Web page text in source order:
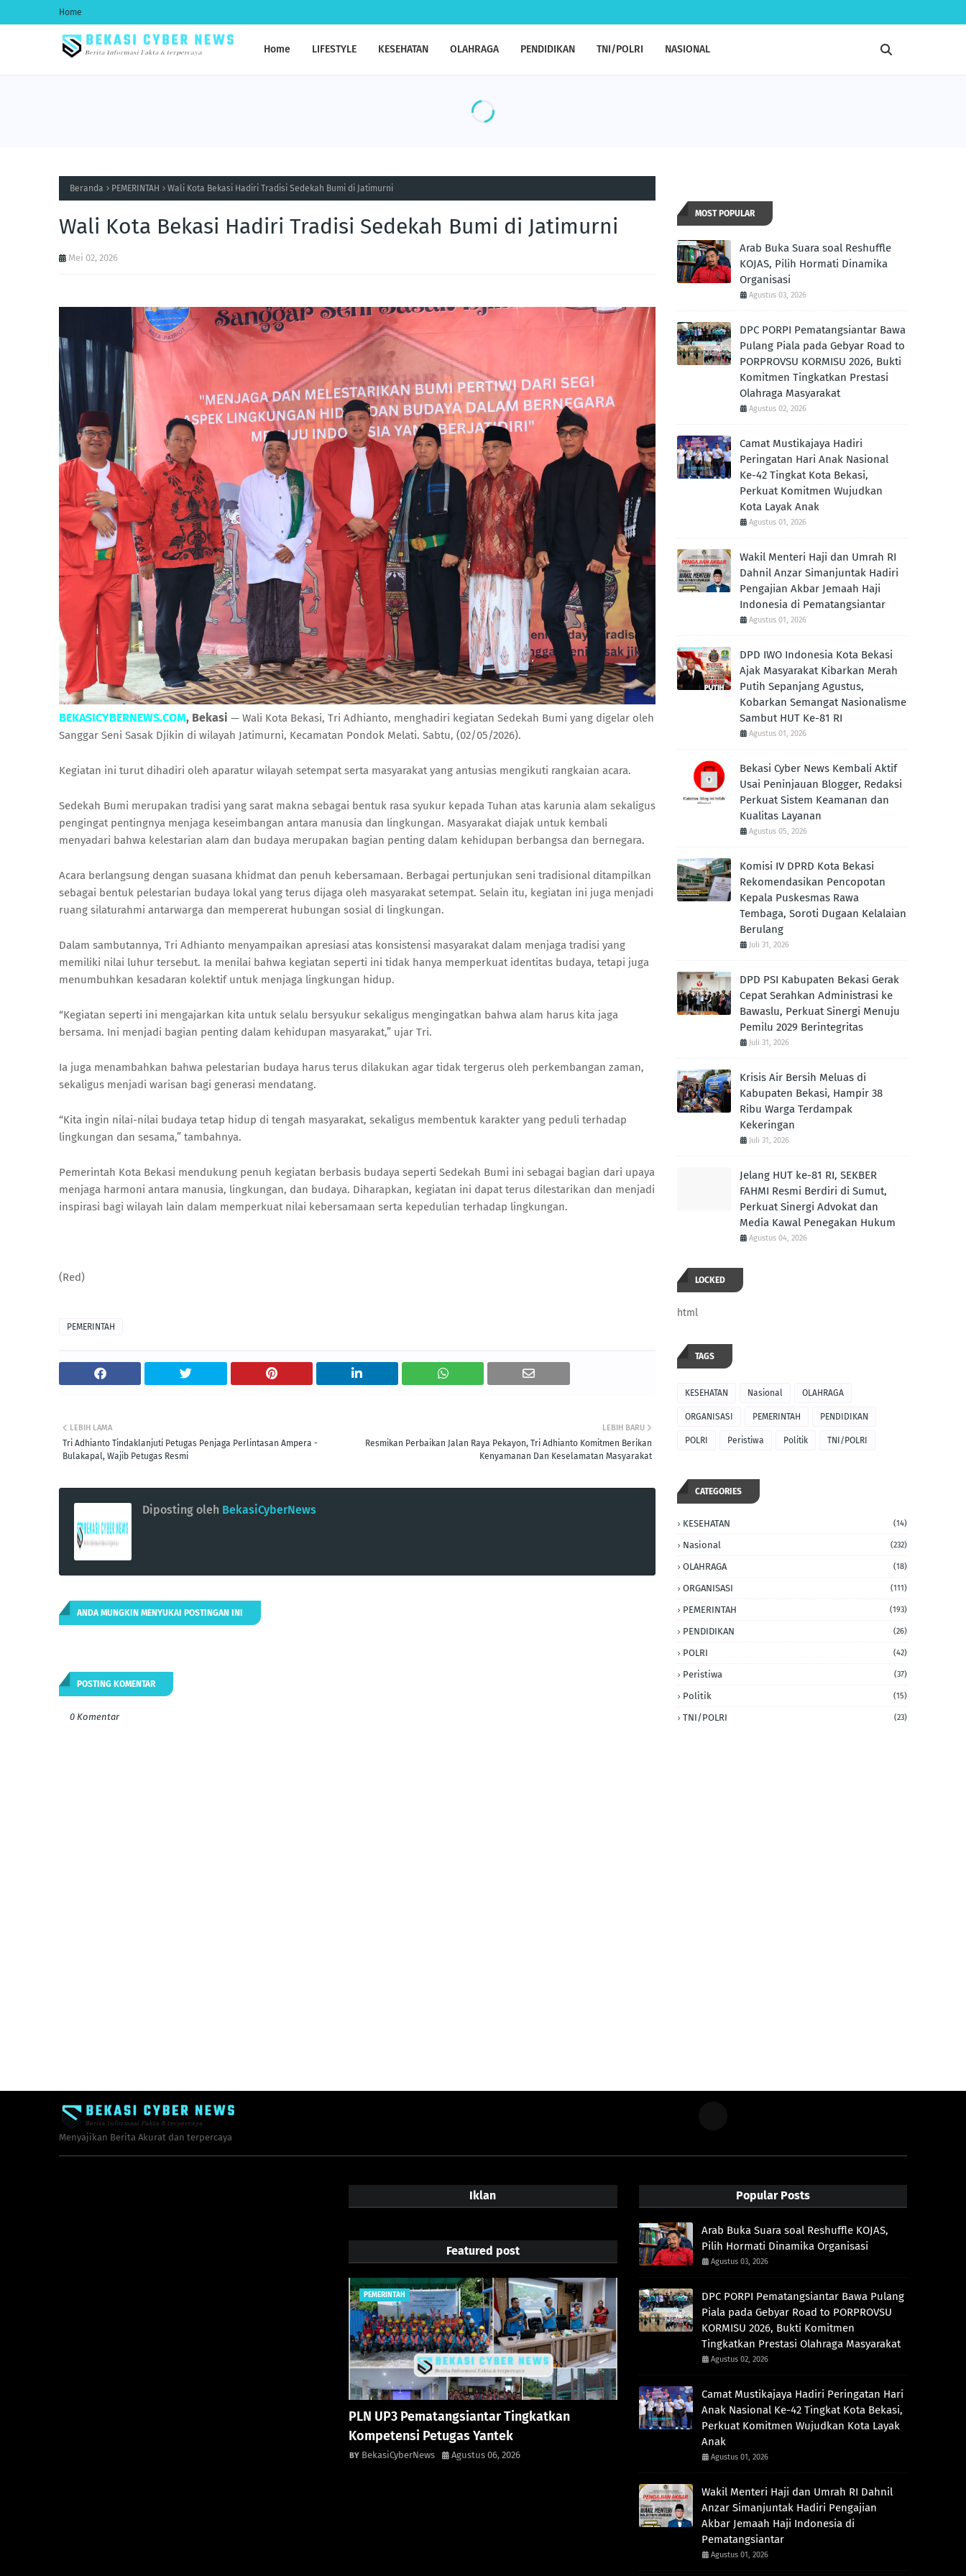
Home
Home LIFESTYLE KESEHATAN OLAHRAGA PENDIDIKAN TNI/POLRI NASIONAL
Beranda PEMERINTAH Wali Kota Bekasi Hadiri Tradisi Sedekah Bumi di Jatimurni
Wali Kota Bekasi Hadiri Tradisi Sedekah Bumi di Jatimurni
Mei 02, 2026
BEKASICYBERNEWS.COM, Bekasi — Wali Kota Bekasi, Tri Adhianto, menghadiri kegiatan Sedekah Bumi yang digelar oleh
Sanggar Seni Sasak Djikin di wilayah Jatimurni, Kecamatan Pondok Melati. Sabtu, (02/05/2026).
Kegiatan ini turut dihadiri oleh aparatur wilayah setempat serta masyarakat yang antusias mengikuti rangkaian acara.
Sedekah Bumi merupakan tradisi yang sarat makna sebagai bentuk rasa syukur kepada Tuhan atas karunia alam sekaligus
pengingat pentingnya menjaga keseimbangan antara manusia dan lingkungan. Masyarakat diajak untuk kembali
menyadari bahwa kelestarian alam dan budaya merupakan bagian penting dalam kehidupan berbangsa dan bernegara.
Acara berlangsung dengan suasana khidmat dan penuh kebersamaan. Berbagai pertunjukan seni tradisional ditampilkan
sebagai bentuk pelestarian budaya lokal yang terus dijaga oleh masyarakat setempat. Selain itu, kegiatan ini juga menjadi
ruang silaturahmi antarwarga dan mempererat hubungan sosial di lingkungan.
Dalam sambutannya, Tri Adhianto menyampaikan apresiasi atas konsistensi masyarakat dalam menjaga tradisi yang
memiliki nilai luhur tersebut. Ia menilai bahwa kegiatan seperti ini tidak hanya memperkuat identitas budaya, tetapi juga
menumbuhkan kesadaran kolektif untuk menjaga lingkungan hidup.
“Kegiatan seperti ini mengajarkan kita untuk selalu bersyukur sekaligus mengingatkan bahwa alam harus kita jaga
bersama. Ini menjadi bagian penting dalam kehidupan masyarakat,” ujar Tri.
Ia juga menambahkan bahwa pelestarian budaya harus terus dilakukan agar tidak tergerus oleh perkembangan zaman,
sekaligus menjadi warisan bagi generasi mendatang.
“Kita ingin nilai-nilai budaya tetap hidup di tengah masyarakat, sekaligus membentuk karakter yang peduli terhadap
lingkungan dan sesama,” tambahnya.
Pemerintah Kota Bekasi mendukung penuh kegiatan berbasis budaya seperti Sedekah Bumi ini sebagai bagian dari upaya
menjaga harmoni antara manusia, lingkungan, dan budaya. Diharapkan, kegiatan ini dapat terus dilestarikan dan menjadi
inspirasi bagi wilayah lain dalam memperkuat nilai kebersamaan serta kepedulian terhadap lingkungan.
(Red)
PEMERINTAH
LEBIH BARU
Resmikan Perbaikan Jalan Raya Pekayon, Tri Adhianto Komitmen Berikan
Kenyamanan Dan Keselamatan Masyarakat
LEBIH LAMA
Tri Adhianto Tindaklanjuti Petugas Penjaga Perlintasan Ampera -
Bulakapal, Wajib Petugas Resmi
Diposting oleh BekasiCyberNews
ANDA MUNGKIN MENYUKAI POSTINGAN INI
POSTING KOMENTAR
0 Komentar
MOST POPULAR
Arab Buka Suara soal Reshuffle
KOJAS, Pilih Hormati Dinamika
Organisasi
Agustus 03, 2026
DPC PORPI Pematangsiantar Bawa
Pulang Piala pada Gebyar Road to
PORPROVSU KORMISU 2026, Bukti
Komitmen Tingkatkan Prestasi
Olahraga Masyarakat
Agustus 02, 2026
Camat Mustikajaya Hadiri
Peringatan Hari Anak Nasional
Ke-42 Tingkat Kota Bekasi,
Perkuat Komitmen Wujudkan
Kota Layak Anak
Agustus 01, 2026
Wakil Menteri Haji dan Umrah RI
Dahnil Anzar Simanjuntak Hadiri
Pengajian Akbar Jemaah Haji
Indonesia di Pematangsiantar
Agustus 01, 2026
DPD IWO Indonesia Kota Bekasi
Ajak Masyarakat Kibarkan Merah
Putih Sepanjang Agustus,
Kobarkan Semangat Nasionalisme
Sambut HUT Ke-81 RI
Agustus 01, 2026
Bekasi Cyber News Kembali Aktif
Usai Peninjauan Blogger, Redaksi
Perkuat Sistem Keamanan dan
Kualitas Layanan
Agustus 05, 2026
Komisi IV DPRD Kota Bekasi
Rekomendasikan Pencopotan
Kepala Puskesmas Rawa
Tembaga, Soroti Dugaan Kelalaian
Berulang
Juli 31, 2026
DPD PSI Kabupaten Bekasi Gerak
Cepat Serahkan Administrasi ke
Bawaslu, Perkuat Sinergi Menuju
Pemilu 2029 Berintegritas
Juli 31, 2026
Krisis Air Bersih Meluas di
Kabupaten Bekasi, Hampir 38
Ribu Warga Terdampak
Kekeringan
Juli 31, 2026
Jelang HUT ke-81 RI, SEKBER
FAHMI Resmi Berdiri di Sumut,
Perkuat Sinergi Advokat dan
Media Kawal Penegakan Hukum
Agustus 04, 2026
LOCKED
html
TAGS
KESEHATAN Nasional OLAHRAGA
ORGANISASI PEMERINTAH PENDIDIKAN
POLRI Peristiwa Politik TNI/POLRI
CATEGORIES
KESEHATAN (14)
Nasional (232)
OLAHRAGA (18)
ORGANISASI (111)
PEMERINTAH (193)
PENDIDIKAN (26)
POLRI (42)
Peristiwa (37)
Politik (15)
TNI/POLRI (23)
Menyajikan Berita Akurat dan terpercaya
Iklan
Featured post
PEMERINTAH
PLN UP3 Pematangsiantar Tingkatkan
Kompetensi Petugas Yantek
BekasiCyberNews Agustus 06, 2026
Popular Posts
Arab Buka Suara soal Reshuffle KOJAS,
Pilih Hormati Dinamika Organisasi
Agustus 03, 2026
DPC PORPI Pematangsiantar Bawa Pulang
Piala pada Gebyar Road to PORPROVSU
KORMISU 2026, Bukti Komitmen
Tingkatkan Prestasi Olahraga Masyarakat
Agustus 02, 2026
Camat Mustikajaya Hadiri Peringatan Hari
Anak Nasional Ke-42 Tingkat Kota Bekasi,
Perkuat Komitmen Wujudkan Kota Layak
Anak
Agustus 01, 2026
Wakil Menteri Haji dan Umrah RI Dahnil
Anzar Simanjuntak Hadiri Pengajian
Akbar Jemaah Haji Indonesia di
Pematangsiantar
Agustus 01, 2026